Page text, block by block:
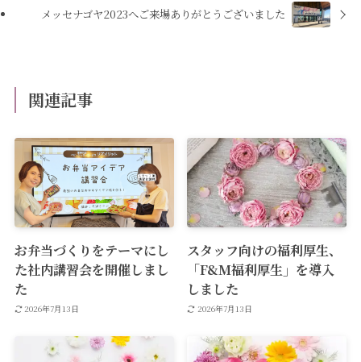
メッセナゴヤ2023へご来場ありがとうございました
関連記事
お弁当づくりをテーマにし
た社内講習会を開催しまし
た
2026年7月13日
スタッフ向けの福利厚生、
「F&M福利厚生」を導入
しました
2026年7月13日